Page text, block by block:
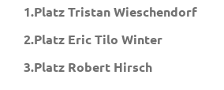
1.Platz Tristan Wieschendorf
2.Platz Eric Tilo Winter
3.Platz Robert Hirsch